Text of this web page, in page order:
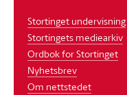
Stortinget undervisning
Stortingets mediearkiv
Ordbok for Stortinget
Nyhetsbrev
Om nettstedet